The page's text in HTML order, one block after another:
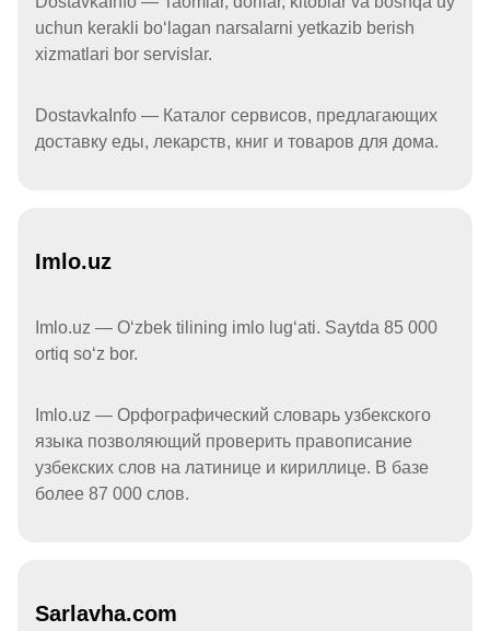
uchun kerakli boʻlagan narsalarni yetkazib berish
xizmatlari bor servislar.
DostavkaInfo — Каталог сервисов, предлагающих
доставку еды, лекарств, книг и товаров для дома.
Imlo.uz
Imlo.uz — Oʻzbek tilining imlo lugʻati. Saytda 85 000
ortiq soʻz bor.
Imlo.uz — Орфографический словарь узбекского
языка позволяющий проверить правописание
узбекских слов на латинице и кириллице. В базе
более 87 000 слов.
Sarlavha.com